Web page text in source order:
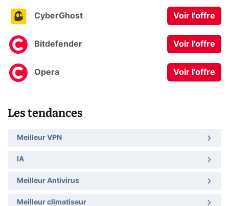
CyberGhost Voir l'offre
Bitdefender Voir l'offre
Opera Voir l'offre
Les tendances
Meilleur VPN
IA
Meilleur Antivirus
Meilleur climatiseur